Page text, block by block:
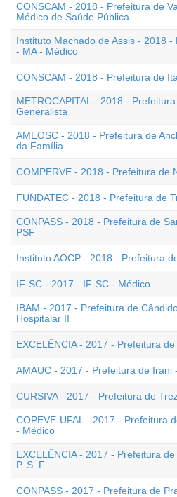
CONSCAM - 2018 - Prefeitura de
Médico de Saúde Pública
Instituto Machado de Assis - 2018
- MA - Médico
CONSCAM - 2018 - Prefeitura de
METROCAPITAL - 2018 -
Generalista
AMEOSC - 2018 - Prefeitura de
da Família
COMPERVE - 2018 - Prefeitura de
FUNDATEC - 2018 - Prefeitura de
CONPASS - 2018 - Prefeitura de
PSF
Instituto AOCP - 2018 - Prefeitura
IF-SC - 2017 - IF-SC - Médico
IBAM - 2017 - Prefeitura de
Hospitalar II
EXCELÊNCIA - 2017 - Prefeitura
AMAUC - 2017 - Prefeitura de Irani
CURSIVA - 2017 - Prefeitura de
COPEVE-UFAL - 2017 - Prefeitura
- Médico
EXCELÊNCIA - 2017 - Prefeitura
P. S. F.
CONPASS - 2017 - Prefeitura de